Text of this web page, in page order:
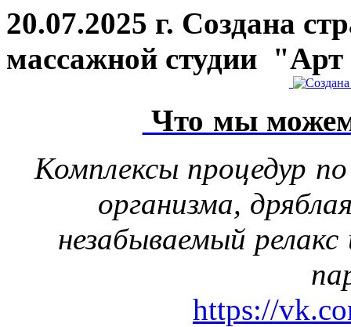
20.07.2025 г. Создана
массажной студии
Что мы
Комплексы процедур
организма,
незабываемый
https://